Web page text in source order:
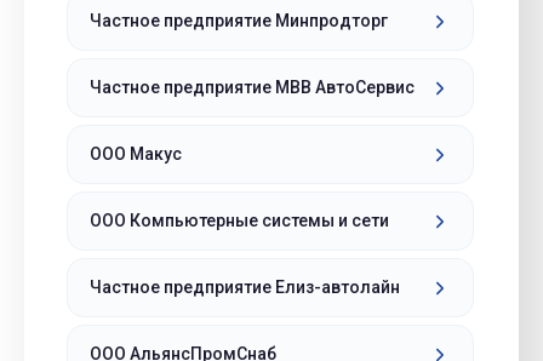
Частное предприятие Минпродторг
Частное предприятие МВВ АвтоСервис
ООО Макус
ООО Компьютерные системы и сети
Частное предприятие Елиз-автолайн
ООО АльянсПромСнаб